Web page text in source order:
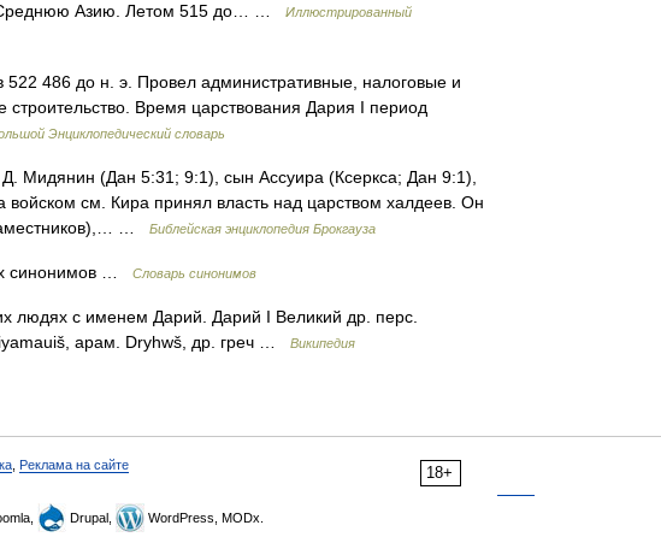
Среднюю Азию. Летом 515 до… …
Иллюстрированный
486 до н. э. Провел административные, налоговые и
Время царствования Дария I период
Энциклопедический словарь
Мидянин (Дан 5:31; 9:1), сын Аccуира (Ксеркса; Дан 9:1),
войском см. Кира принял власть над царством халдеев. Он
…
Библейская энциклопедия Брокгауза
синонимов … Словарь синонимов
людях с именем Дарий. Дарий I Великий др. перс.
арам. Dryhwš, др. греч …
Википедия
18+
Реклама на сайте
Drupal, WordPress, MODx.